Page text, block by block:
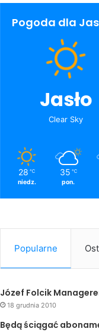
Pogoda dla
Jasło
Clear Sky
28 ℃
niedz.
35 ℃
pon.
Popularne
Józef Folcik
18 grudnia 2010
Będą ściągać